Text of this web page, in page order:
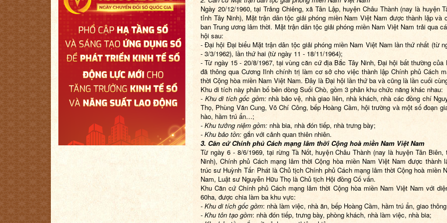
Ngày 20/12/1960, tại Trảng Chiêng, xã Tân Lập, huyện Châu Thành (nay là huyện
tỉnh Tây Ninh), Mặt trận dân tộc giải phóng miền Nam Việt Nam được thành lập và
ban Trung ương lâm thời. Mặt trận dân tộc giải phóng miền Nam Việt Nam trải qua
hội sau:
- Đại hội Đại biểu Mặt trận dân tộc giải phóng miền Nam Việt Nam lần thứ nhất (từ
- 3/3/1962), lần thứ hai (từ ngày 11 - 18/11/1964);
- Từ ngày 15 - 20/8/1967, tại vùng căn cứ địa Bắc Tây Ninh, Đại hội bất thường của
đã thông qua Cương lĩnh chính trị làm cơ sở cho việc thành lập Chính phủ Cách
thời Cộng hòa miền Nam Việt Nam. Đây là Đại hội lần thứ ba và cũng là lần cuối
Khu di tích này phân bố bên dòng Suối Chò, gồm 3 phân khu chức năng khác nhau:
- Khu di tích gốc gồm:nhà bảo vệ, nhà giao liên, nhà khách, nhà các đồng chí
Thọ, Phùng Văn Cung, Võ Chí Công, bếp Hoàng Cầm, hội trường và một số đoạn
hào, hầm trú ẩn…;
- Khu tưởng niệm gồm: nhà bia, nhà đón tiếp, nhà trưng bày;
- Khu bảo tồn: gắn với cảnh quan thiên nhiên.
3. Căn cứ Chính phủ Cách mạng lâm thời Cộng hoà miền Nam ViệtNam
Từ ngày 6 - 8/6/1969, tại rừng Tà Nốt, huyện Châu Thành (nay là huyện Tân Biên,
Ninh), Chính phủ Cách mạng lâm thời Cộng hòa miền Nam Việt Nam được thành
trúc sư Huỳnh Tấn Phát là Chủ tịch Chính phủ Cách mạng lâm thời Cộng hoà miền
Nam, Luật sư Nguyễn Hữu Thọ là Chủ tịch Hội đồng Cố vấn.
Khu Căn cứ Chính phủ Cách mạng lâm thời Cộng hòa miền Nam Việt Nam với
60ha, được chia làm ba khu vực:
- Khu di tích gốc gồm: nhà làm việc, nhà ăn, bếp Hoàng Cầm, hầm trú ẩn, giao
- Khu tôn tạo gồm: nhà đón tiếp, trưng bày, phòng khách, nhà làm việc, nhà bia;